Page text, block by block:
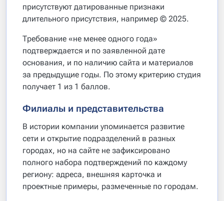
присутствуют датированные признаки
длительного присутствия, например © 2025.
Требование «не менее одного года»
подтверждается и по заявленной дате
основания, и по наличию сайта и материалов
за предыдущие годы. По этому критерию студия
получает 1 из 1 баллов.
Филиалы и представительства
В истории компании упоминается развитие
сети и открытие подразделений в разных
городах, но на сайте не зафиксировано
полного набора подтверждений по каждому
региону: адреса, внешняя карточка и
проектные примеры, размеченные по городам.